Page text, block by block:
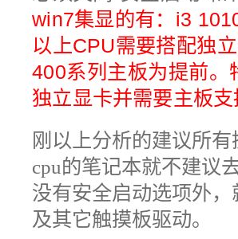
win7集显的有：i3
以上CPU需要搭配独
400系列主板为提前。
独立显卡并需要主板
刚以上分析的建议所
cpu的笔记本就不建议
没有安全启动选项外
及其它触摸板驱动。